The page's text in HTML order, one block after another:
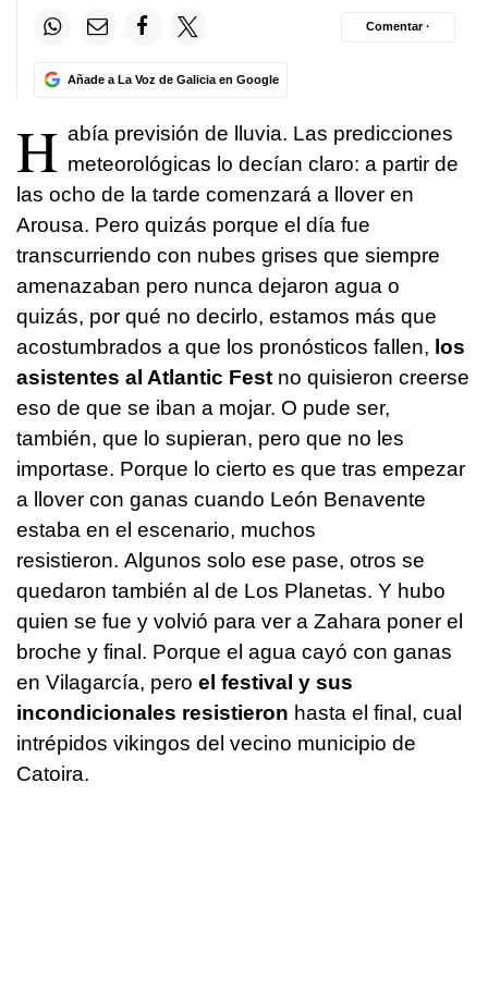
Añade a La Voz de Galicia en Google
Comentar ·
H abía previsión de lluvia. Las predicciones
meteorológicas lo decían claro: a partir de
las ocho de la tarde comenzará a llover en
Arousa. Pero quizás porque el día fue
transcurriendo con nubes grises que siempre
amenazaban pero nunca dejaron agua o
quizás, por qué no decirlo, estamos más que
acostumbrados a que los pronósticos fallen, los
asistentes al Atlantic Fest no quisieron creerse
eso de que se iban a mojar. O pude ser,
también, que lo supieran, pero que no les
importase. Porque lo cierto es que tras empezar
a llover con ganas cuando León Benavente
estaba en el escenario, muchos
resistieron. Algunos solo ese pase, otros se
quedaron también al de Los Planetas. Y hubo
quien se fue y volvió para ver a Zahara poner el
broche y final. Porque el agua cayó con ganas
en Vilagarcía, pero el festival y sus
incondicionales resistieron hasta el final, cual
intrépidos vikingos del vecino municipio de
Catoira.